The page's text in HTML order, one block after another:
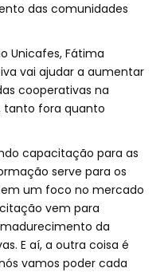
das comunidades
Unicafes, Fátima
vai ajudar a aumentar
cooperativas na
tanto fora quanto
capacitação para as
serve para os
um foco no mercado
vem para
da
E aí, a outra coisa é
vamos poder cada